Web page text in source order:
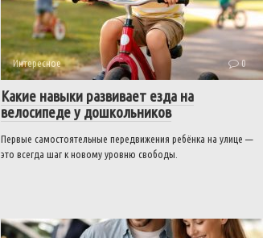
Интересное 0
Какие навыки развивает езда на
велосипеде у дошкольников
Первые самостоятельные передвижения ребёнка на улице —
это всегда шаг к новому уровню свободы.